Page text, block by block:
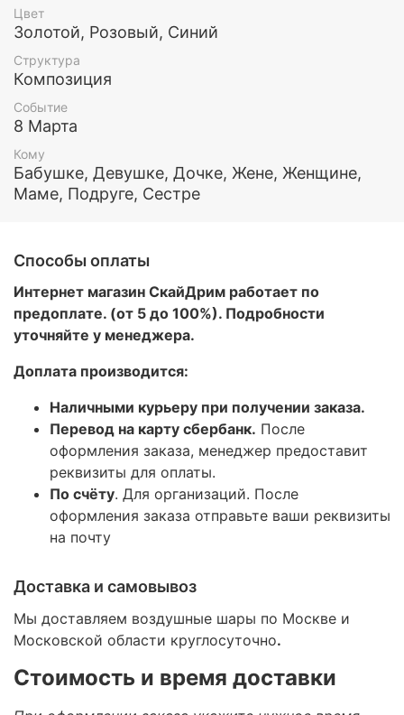
Все шары обработаны составом Хай флоат (для
увеличения длительности полета) и наполнены
гелием.
Этот и любой другой набор воздушных шаров Вы
можете заказать у нас. Так же у нас есть доставка
по Москве и МО
Цвет
Золотой, Розовый, Синий
Структура
Композиция
Событие
8 Марта
Кому
Бабушке, Девушке, Дочке, Жене, Женщине,
Маме, Подруге, Сестре
Способы оплаты
Интернет магазин СкайДрим работает по
предоплате. (от 5 до 100%). Подробности
уточняйте у менеджера.
Доплата производится:
Наличными курьеру при получении заказа.
Перевод на карту сбербанк. После
оформления заказа, менеджер предоставит
реквизиты для оплаты.
По счёту. Для организаций. После
оформления заказа отправьте ваши реквизиты
на почту
Доставка и самовывоз
Мы доставляем воздушные шары по Москве и
Московской области круглосуточно.
Стоимость и время доставки